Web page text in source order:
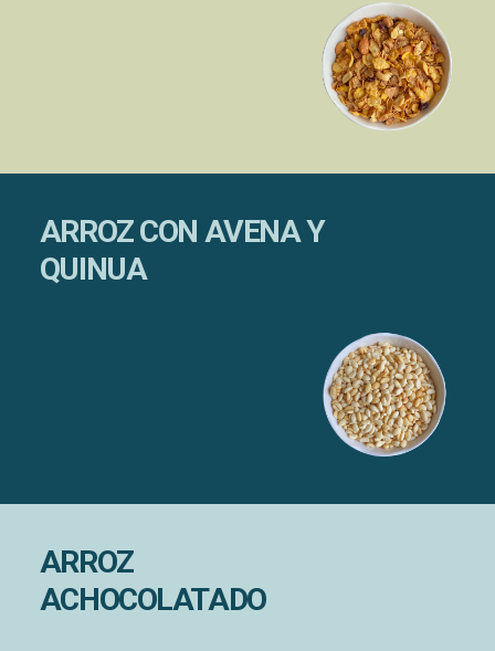
ARROZ CON AVENA Y
QUINUA
ARROZ
ACHOCOLATADO